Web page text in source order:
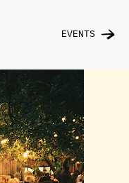
EVENTS